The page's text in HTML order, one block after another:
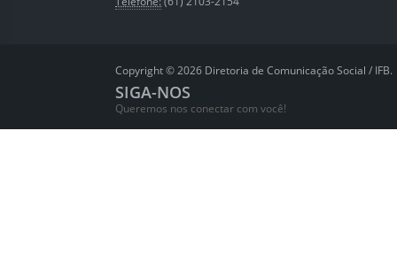
Copyright © 2026 Diretoria de Comunicação Social / IFB.
SIGA-NOS
Queremos nos conectar com você!